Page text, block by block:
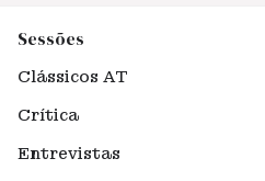
Sessões
Clássicos AT
Crítica
Entrevistas